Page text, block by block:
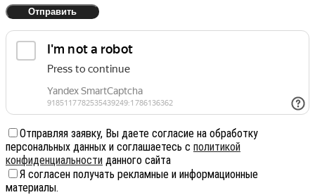
Отправляя заявку, Вы даете согласие на обработку
персональных данных и соглашаетесь с политикой
конфиденциальности данного сайта
Я согласен получать рекламные и информационные
материалы.